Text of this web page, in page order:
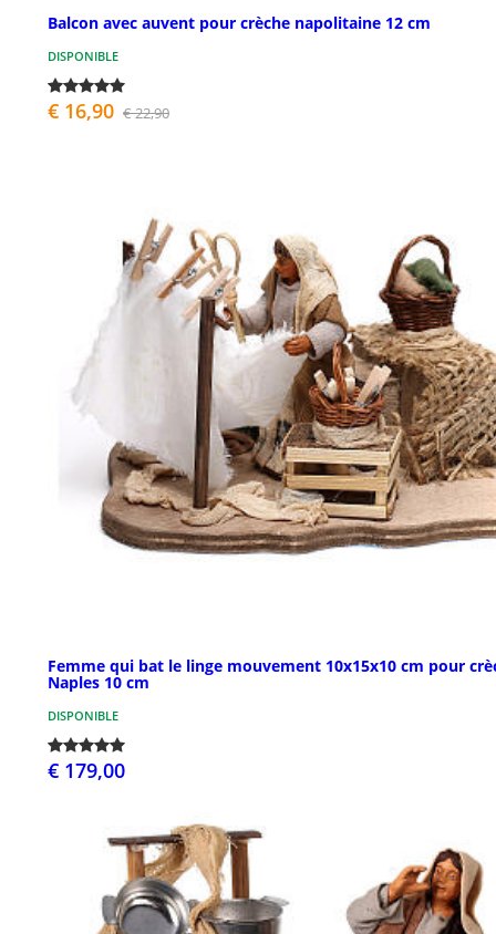
Balcon avec auvent pour crèche napolitaine 12 cm
DISPONIBLE
€ 16,90 € 22,90
Femme qui bat le linge mouvement 10x15x10 cm pour
Naples 10 cm
DISPONIBLE
€ 179,00